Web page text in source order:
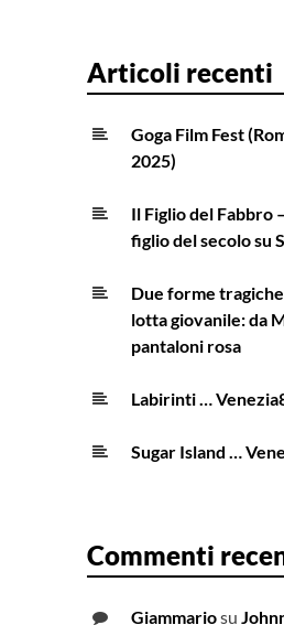
Articoli recenti
Goga Film Fest
2025)
Il Figlio del Fabbro
figlio del secolo su
Due forme
lotta giovanile: da
pantaloni rosa
Labirinti …
Sugar Island …
Commenti
Giammariosu